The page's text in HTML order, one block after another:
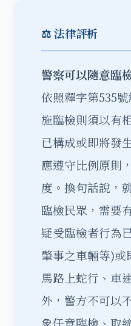
⚖️ 法律評析
警察可以隨意臨
依照釋字第535
施臨檢則須以有
已構成或即將發
應遵守比例原則
度。換句話說，
臨檢民眾，需要
疑受臨檢者行為
肇事之車輛等)或
馬路上蛇行、車
外，警方不可以